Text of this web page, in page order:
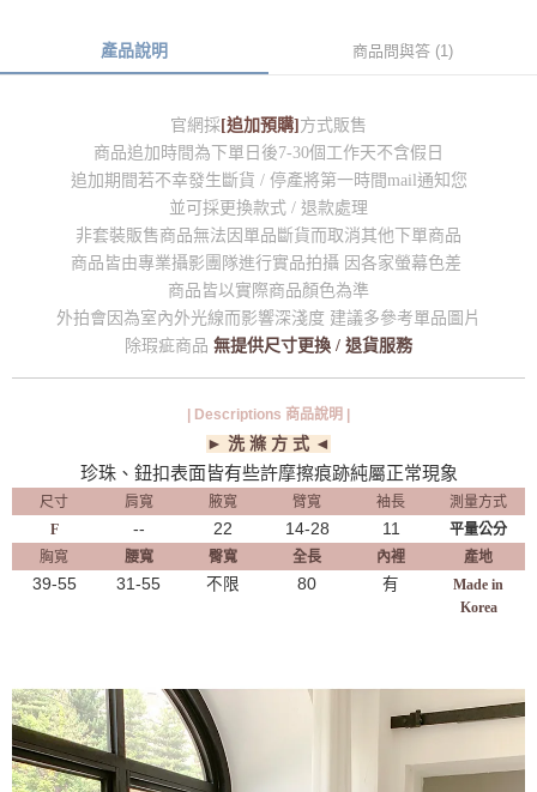
產品說明 商品問與答 (1)
官網採 [追加預購] 方式販售
商品追加時間為下單日後7-30個工作天不含假日
追加期間若不幸發生斷貨 / 停產將第一時間mail通知您
並可採更換款式 / 退款處理
非套裝販售商品無法因單品斷貨而取消其他下單商品
商品皆由專業攝影團隊進行實品拍攝 因各家螢幕色差
商品皆以實際商品顏色為準
外拍會因為室內外光線而影響深淺度 建議多參考單品圖片
除瑕疵商品 無提供尺寸更換 / 退貨服務
| Descriptions 商品說明 |
► 洗 滌 方 式 ◄
珍珠、鈕扣表面皆有些許摩擦痕跡純屬正常現象
尺寸 肩寬 腋寬 臂寬 袖長
測量方式
F
-- 22 14-28 11
平量公分
胸寬
腰寬 臀寬 全長 內裡 產地
39-55 31-55 不限 80 有
Made in
Korea